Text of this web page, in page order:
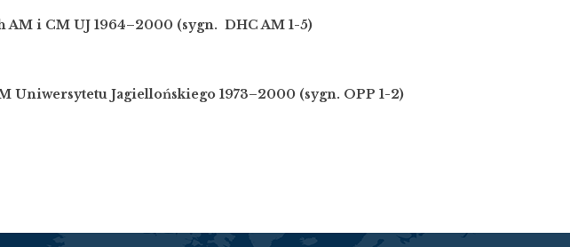
i CM UJ 1964–2000 (sygn. DHC AM 1-5)
Uniwersytetu Jagiellońskiego 1973–2000 (sygn. OPP 1-2)